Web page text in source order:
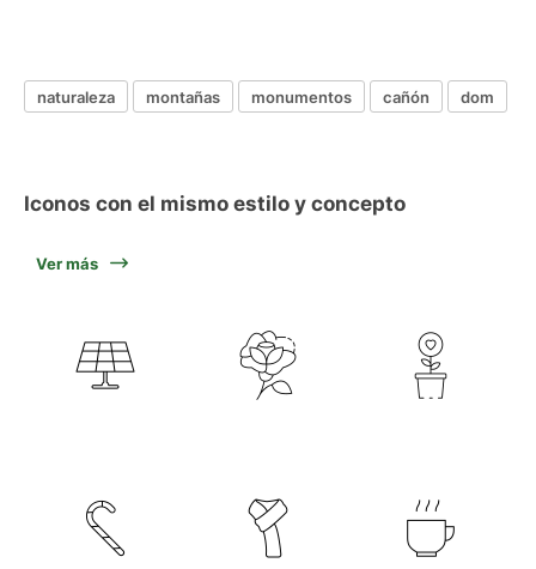
naturaleza montañas monumentos cañón dom
Iconos con el mismo estilo y concepto
Ver más